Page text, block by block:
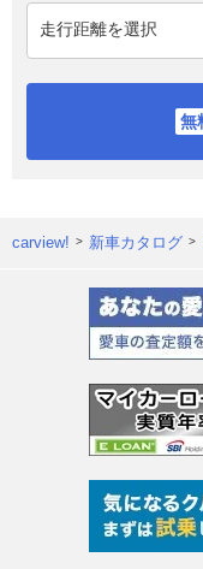
carview! 新車カタログ